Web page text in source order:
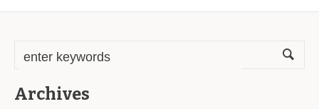
Archives